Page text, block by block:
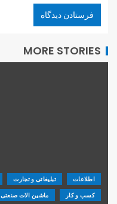
MORE STORIES
اطلاعات تبلیغاتی و تجارت
کسب و کار ماشین الات صنعتی